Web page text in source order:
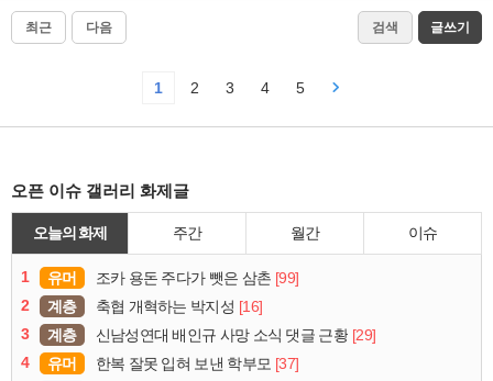
최근 다음 검색 글쓰기
1 2 3 4 5
오픈 이슈 갤러리 화제글
오늘의 화제 주간 월간 이슈
1 유머 조카 용돈 주다가 뺏은 삼촌 [99]
2
계층 축협 개혁하는 박지성 [16]
3
계층 신남성연대 배인규 사망 소식 댓글 근황 [29]
4
유머 한복 잘못 입혀 보낸 학부모 [37]